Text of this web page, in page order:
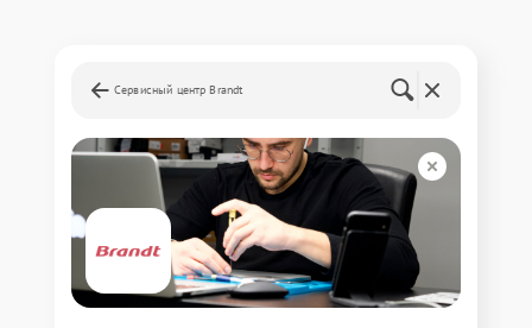
Сервисный центр Brandt